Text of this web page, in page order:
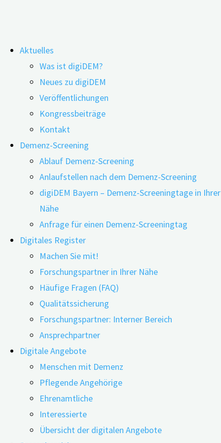
Inhalt
springen
Aktuelles
Was ist digiDEM?
Neues zu digiDEM
Veröffentlichungen
Kongressbeiträge
Kontakt
Demenz-Screening
Ablauf Demenz-Screening
Anlaufstellen nach dem Demenz-Screening
digiDEM Bayern – Demenz-Screeningtage in Ihrer
Nähe
Anfrage für einen Demenz-Screeningtag
Digitales Register
Machen Sie mit!
Forschungspartner in Ihrer Nähe
Häufige Fragen (FAQ)
Qualitätssicherung
Forschungspartner: Interner Bereich
Ansprechpartner
Digitale Angebote
Menschen mit Demenz
Pflegende Angehörige
Ehrenamtliche
Interessierte
Übersicht der digitalen Angebote
Auch als Wochenend-Sportler das
Gehirn schützen?
25.06.202625.06.2026
Wer unter der Woche kaum Zeit für Sport hat und
die empfohlene Bewegung auf ein oder zwei Tage
zusammenpresst, gilt als sogenannter „Weekend
Warrior“ (Wochenend-Krieger). Eine aktuelle
Übersichtsarbeit aus China hat 13 Studien mit
insgesamt über 100.000 Erwachsenen ausgewertet
und untersucht, ob dieses Bewegungsmuster
ähnliche Vorteile für Gehirn und psychische